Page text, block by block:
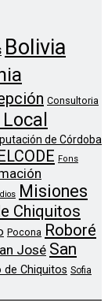
Bolivia
Consultoria
de Córdoba
Fons
Misiones
Chiquitos
Pocona Roboré
José San
de Chiquitos Sofia